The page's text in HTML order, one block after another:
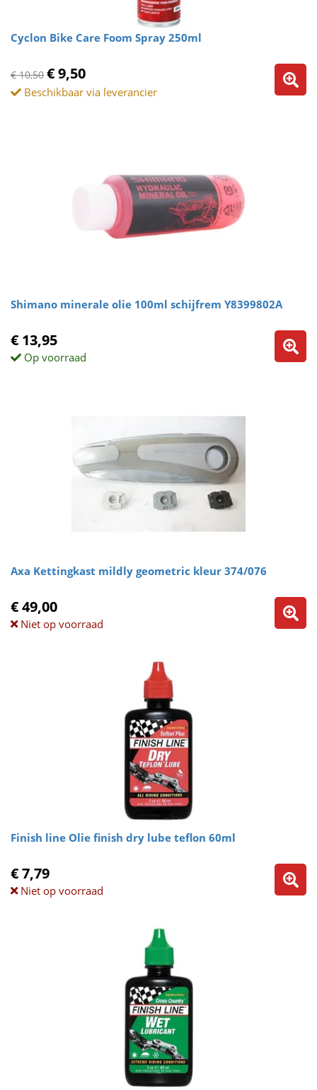
Cyclon Bike Care Foom Spray 250ml
€ 10,50 € 9,50
Beschikbaar via leverancier
Shimano minerale olie 100ml schijfrem Y8399802A
€ 13,95
Op voorraad
Axa Kettingkast mildly geometric kleur 374/076
€ 49,00
Niet op voorraad
Finish line Olie finish dry lube teflon 60ml
€ 7,79
Niet op voorraad